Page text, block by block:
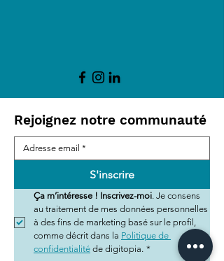
Rejoignez notre communauté
S'inscrire
Ça m’intéresse ! Inscrivez-moi. Je consens
au traitement de mes données personnelles
à des fins de marketing basé sur le profil,
comme décrit dans la Politique de
confidentialité de digitopia. *